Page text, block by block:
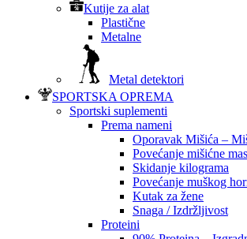
Kutije za alat
Plastične
Metalne
Metal detektori
SPORTSKA OPREMA
Sportski suplementi
Prema nameni
Oporavak Mišića –
Povećanje mišićne
Skidanje kilograma
Povećanje muškog
Kutak za žene
Snaga / Izdržljivost
Proteini